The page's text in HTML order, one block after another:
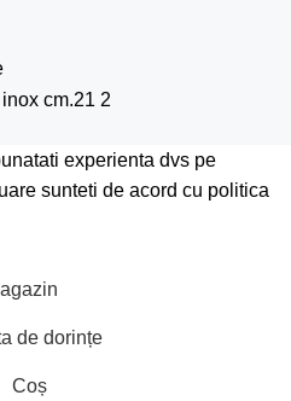
experienta dvs pe
sunteti de acord cu politica
de dorințe
Coș